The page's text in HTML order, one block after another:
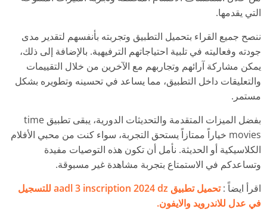
التي يقدمها.
ننصح جميع القراء بتحميل التطبيق وتجربته بأنفسهم لتقدير مدى
جودته وفعاليته في تلبية احتياجاتهم الترفيهية. بالإضافة إلى ذلك،
يمكن مشاركة آرائهم وتجاربهم مع الآخرين من خلال التقييمات
والتعليقات داخل التطبيق، مما يساعد في تحسينه وتطويره بشكل
مستمر.
بفضل الميزات المتقدمة والتحديثات الدورية، يبقى تطبيق time
movies خياراً ممتازاً يستحق التجربة، سواء كنت من محبي الأفلام
الكلاسيكية أو الحديثة. نأمل أن تكون هذه التوصيات مفيدة
وتساعدكم في الاستمتاع بتجربة مشاهدة غير مسبوقة.
اقرأ ايضاً :
تحميل تطبيق aadl 3 inscription 2024 dz للتسجيل
في عدل للاندرويد والايفون.